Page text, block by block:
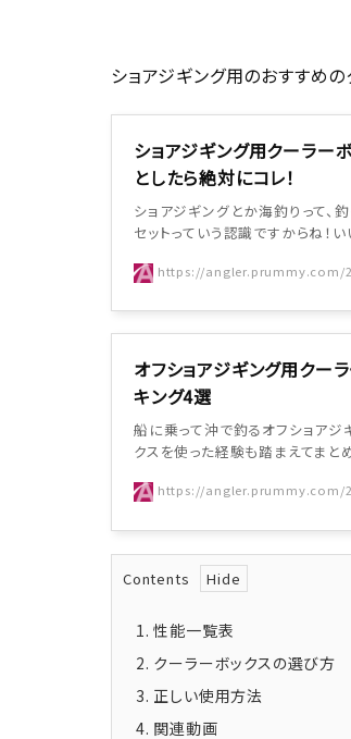
ショアジギング用のおすすめ
ショアジギング用クーラー
としたら絶対にコレ！
ショアジギングとか海釣りって、
セットっていう認識ですからね！
https://angler.prummy.com/
オフショアジギング用クー
キング4選
船に乗って沖で釣るオフショアジ
クスを使った経験も踏まえてまと
https://angler.prummy.com/
Contents
1. 性能一覧表
2. クーラーボックスの選び方
3. 正しい使用方法
4. 関連動画